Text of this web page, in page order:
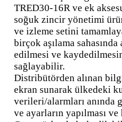
TRED30-16R ve ek
soğuk zincir yönetimi
ve izleme setini
birçok aşılama sahasında
edilmesi ve
sağlayabilir.
Distribütörden alınan
ekran sunarak ülkedeki
verileri/alarmları anında
ve ayarların yapılması